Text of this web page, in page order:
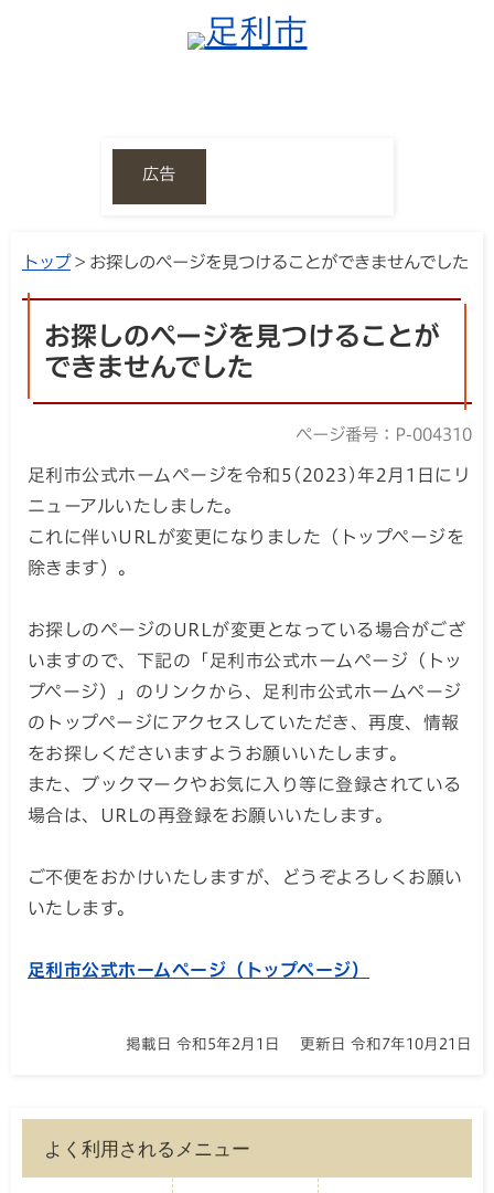
広告
トップ> お探しのページを見つけることができませんでした
お探しのページを見つけることが
できませんでした
ページ番号：P-004310
足利市公式ホームページを令和5(2023)年2月1日にリ
ニューアルいたしました。
これに伴いURLが変更になりました（トップページを
除きます）。
お探しのページのURLが変更となっている場合がござ
いますので、下記の「足利市公式ホームページ（トッ
プページ）」のリンクから、足利市公式ホームページ
のトップページにアクセスしていただき、再度、情報
をお探しくださいますようお願いいたします。
また、ブックマークやお気に入り等に登録されている
場合は、URLの再登録をお願いいたします。
ご不便をおかけいたしますが、どうぞよろしくお願い
いたします。
足利市公式ホームページ（トップページ）
掲載日 令和5年2月1日 更新日 令和7年10月21日
よく利用されるメニュー